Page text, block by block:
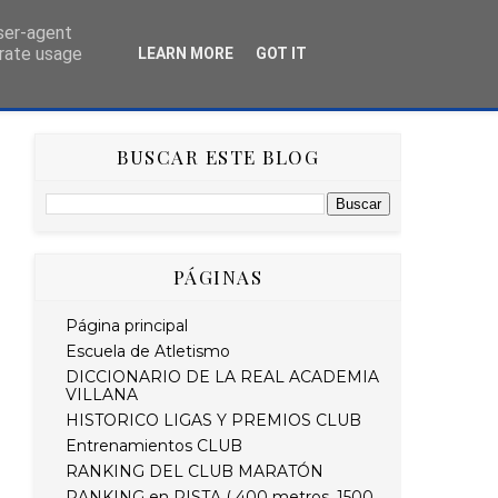
HISTÓRICO RETO STRAVA DEL MES
BUSCAR ESTE BLOG
PÁGINAS
Página principal
Escuela de Atletismo
DICCIONARIO DE LA REAL ACADEMIA
VILLANA
HISTORICO LIGAS Y PREMIOS CLUB
Entrenamientos CLUB
RANKING DEL CLUB MARATÓN
agent
usage
LEARN MORE GOT IT